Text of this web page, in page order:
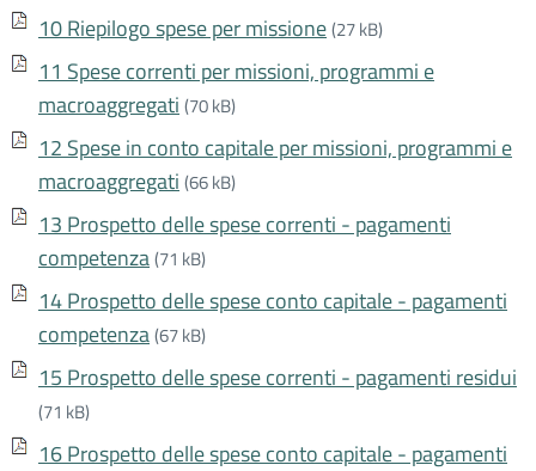
10 Riepilogo spese per missione(27 kB)
11 Spese correnti per missioni, programmi e
macroaggregati (70 kB)
12 Spese in conto capitale per missioni, programmi e
macroaggregati (66 kB)
13 Prospetto delle spese correnti - pagamenti
competenza(71 kB)
14 Prospetto delle spese conto capitale - pagamenti
competenza(67 kB)
15 Prospetto delle spese correnti - pagamenti residui
(71 kB)
16 Prospetto delle spese conto capitale - pagamenti